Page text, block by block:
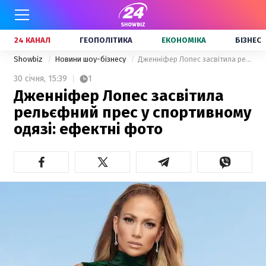
24 КАНАЛ ГЕОПОЛІТИКА ЕКОНОМІКА БІЗНЕС
Showbiz Новини шоу-бізнесу Дженніфер Лопес засвітила рельєфний прес у спортивному одязі: ефектні фото
30 січня, 15:39 1
Дженніфер Лопес засвітила
рельєфний прес у спортивному
одязі: ефектні фото